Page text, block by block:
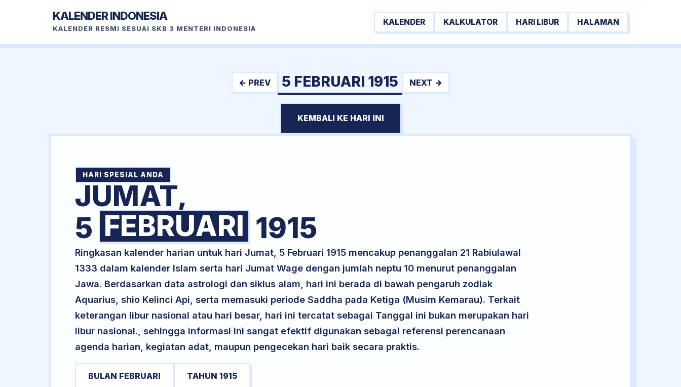
KALENDER INDONESIA
KALENDER RESMI SESUAI SKB 3 MENTERI INDONESIA
KALENDER KALKULATOR HARI LIBUR HALAMAN
← PREV 5 FEBRUARI 1915 NEXT →
KEMBALI KE HARI INI
HARI SPESIAL ANDA
JUMAT,
5 FEBRUARI 1915
Ringkasan kalender harian untuk hari Jumat, 5 Februari 1915 mencakup penanggalan 21 Rabiulawal
1333 dalam kalender Islam serta hari Jumat Wage dengan jumlah neptu 10 menurut penanggalan
Jawa. Berdasarkan data astrologi dan siklus alam, hari ini berada di bawah pengaruh zodiak
Aquarius, shio Kelinci Api, serta memasuki periode Saddha pada Ketiga (Musim Kemarau). Terkait
keterangan libur nasional atau hari besar, hari ini tercatat sebagai Tanggal ini bukan merupakan hari
libur nasional., sehingga informasi ini sangat efektif digunakan sebagai referensi perencanaan
agenda harian, kegiatan adat, maupun pengecekan hari baik secara praktis.
BULAN FEBRUARI TAHUN 1915